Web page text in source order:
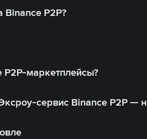
Binance P2P?
маркетплейсы?
сервис Binance P2P —